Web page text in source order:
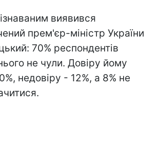
виявився
прем'єр-міністр України
70% респондентів
не чули. Довіру йому
недовіру - 12%, а 8% не